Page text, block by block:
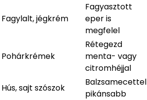
Fagylalt, jégkrém
Fagyasztott
eper is
megfelel
Pohárkrémek
Rétegezd
menta- vagy
citromhéjjal
Hús, sajt szószok
Balzsamecettel
pikánsabb